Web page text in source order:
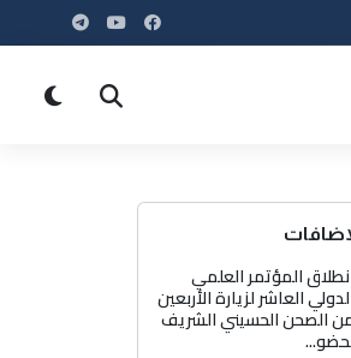
المؤتمر العلمي
العاشر لزيارة الأربعين
الصحن الحسيني الشريف